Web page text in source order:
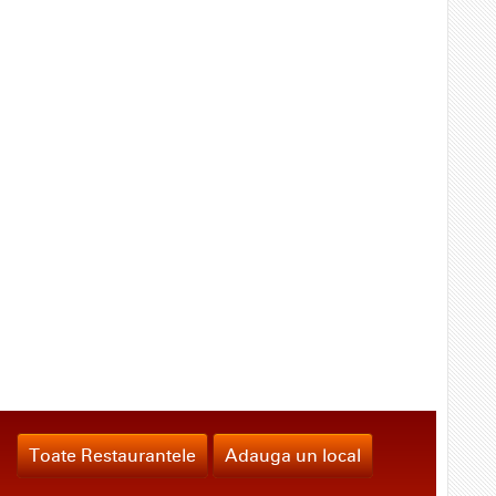
Toate Restaurantele Adauga un local